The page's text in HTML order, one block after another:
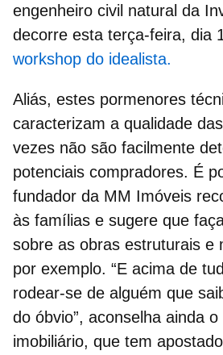
engenheiro civil natural da
decorre esta terça-feira, dia
workshop do idealista.
Aliás, estes pormenores
caracterizam a qualidade
vezes não são facilmente
potenciais compradores. É
fundador da MM Imóveis
às famílias e sugere que
sobre as obras estruturais e
por exemplo. “E acima de
rodear-se de alguém que
do óbvio”, aconselha ainda
imobiliário, que tem